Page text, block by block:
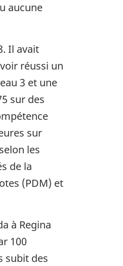
aucune
Il avait
réussi un
3 et une
sur des
sur
les
de la
(PDM) et
à Regina
100
subit des